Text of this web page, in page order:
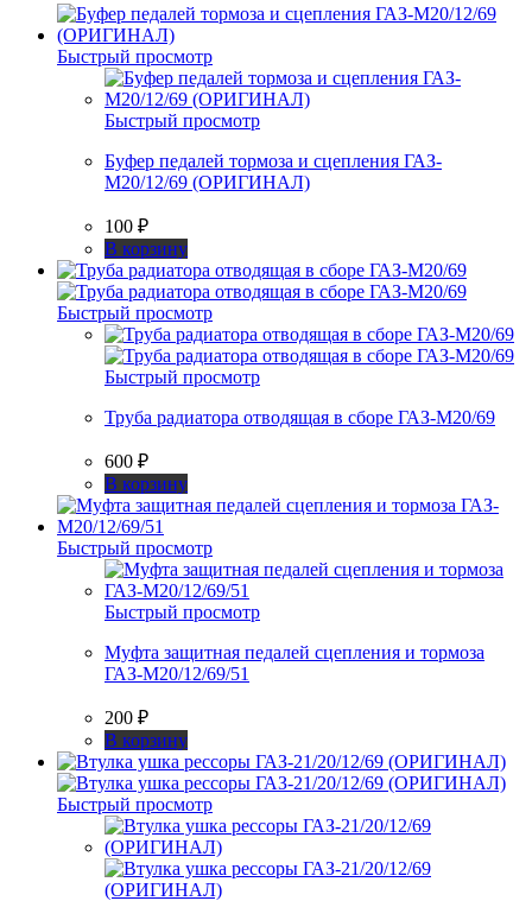
Быстрый просмотр
Быстрый просмотр
Буфер педалей тормоза и сцепления ГАЗ-
М20/12/69 (ОРИГИНАЛ)
100 ₽
В корзину
Быстрый просмотр
Быстрый просмотр
Труба радиатора отводящая в сборе ГАЗ-М20/69
600 ₽
В корзину
Быстрый просмотр
Быстрый просмотр
Муфта защитная педалей сцепления и тормоза
ГАЗ-М20/12/69/51
200 ₽
В корзину
Быстрый просмотр